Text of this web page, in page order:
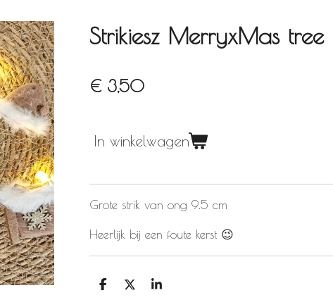
Strikiesz MerryxMas tree
€ 3,50
In winkelwagen
Grote strik van ong 9.5 cm
Heerlijk bij een foute kerst 😉
D
D
S